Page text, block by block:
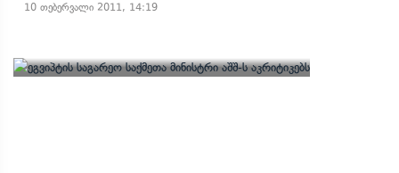
10 თებერვალი 2011, 14:19